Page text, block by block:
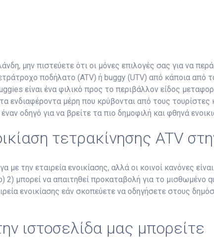
μην πιστεύετε ότι οι μόνες επιλογές σας για να
ποδήλατο (ATV) ή buggy (UTV) από κάποια από
είναι ένα φιλικό προς το περιβάλλον είδος
ενδιαφέροντα μέρη που κρύβονται από τους τουρίστες
οδηγό για να βρείτε τα πιο δημοφιλή και φθηνά
τετρακίνησης ATV
την εταιρεία ενοικίασης, αλλά οι κοινοί κανόνες
2) μπορεί να απαιτηθεί προκαταβολή για το μισθωμένο
ενοικίασης εάν σκοπεύετε να οδηγήσετε στους
ιστοσελίδα μας μπορείτε